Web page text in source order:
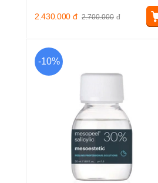
2.700.000 đ
2.430.000 đ
-10%